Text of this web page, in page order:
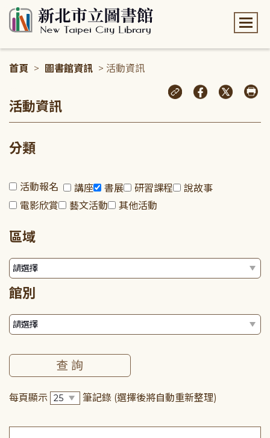
首頁 > 圖書館資訊 > 活動資訊
活動資訊
分類
活動報名 講座 書展 研習課程
說故事
電影欣賞
藝文活動 其他活動
區域
館別
每頁顯示 筆記錄 (選擇後將自動重新整理)